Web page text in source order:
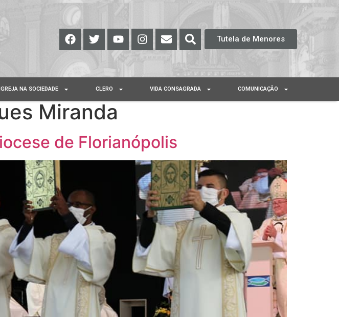
Tutela de Menores
IGREJA NA SOCIEDADE CLERO VIDA CONSAGRADA COMUNICAÇÃO
Miranda
de Florianópolis